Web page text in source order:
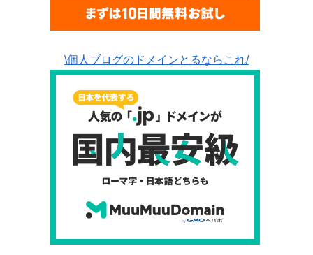
\個人ブログのドメインとるならこれ/